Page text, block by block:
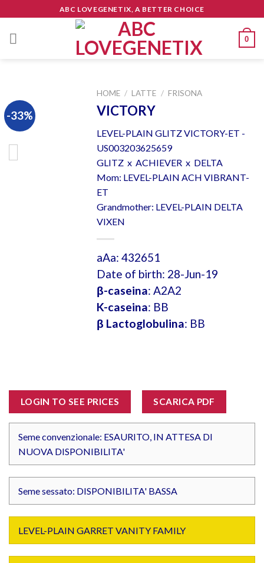
to
content
ABC LOVEGENETIX, A BETTER CHOICE
0
-33%
HOME / LATTE / FRISONA
VICTORY
LEVEL-PLAIN GLITZ VICTORY-ET -
US003203625659
GLITZ x ACHIEVER x DELTA
Mom: LEVEL-PLAIN ACH VIBRANT-
ET
Grandmother: LEVEL-PLAIN DELTA
VIXEN
aAa: 432651
Date of birth: 28-Jun-19
β-caseina: A2A2
K-caseina: BB
β Lactoglobulina: BB
LOGIN TO SEE PRICES SCARICA PDF
Seme convenzionale: ESAURITO, IN ATTESA DI
NUOVA DISPONIBILITA'
Seme sessato: DISPONIBILITA' BASSA
LEVEL-PLAIN GARRET VANITY FAMILY